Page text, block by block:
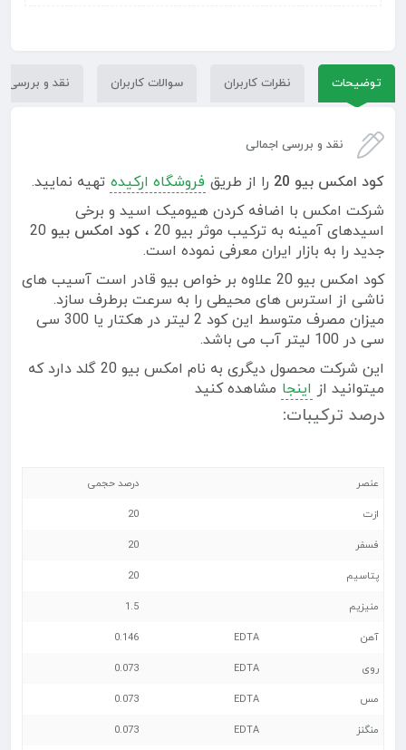
توضیحات نظرات کاربران سوالات کاربران نقد و بررسی
نقد و بررسی اجمالی
کود امکس بیو 20 را از طریق فروشگاه ارکیده تهیه نمایید.
شرکت امکس با اضافه کردن هیومیک اسید و برخی
اسیدهای آمینه به ترکیب موثر بیو 20 ،
کود امکس بیو 20
جدید را به بازار ایران معرفی نموده است.
کود امکس بیو 20 علاوه بر خواص بیو قادر است آسیب های
ناشی از استرس های محیطی را به سرعت برطرف سازد.
میزان مصرف متوسط این کود 2 لیتر در هکتار یا 300 سی
سی در 100 لیتر آب می باشد.
این شرکت محصول دیگری به نام امکس بیو 20 گلد دارد که
میتوانید از اینجا مشاهده کنید
درصد ترکیبات:
عنصر درصد حجمی
ازت 20
فسفر 20
پتاسیم 20
منیزیم 1.5
آهن EDTA
0.146
روی EDTA
0.073
مس EDTA
0.073
منگنز EDTA
0.073